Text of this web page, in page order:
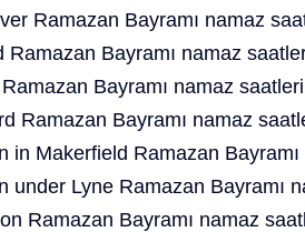
Ramazan Bayramı namaz
Ramazan Bayramı namaz
Bayramı namaz saatleri
Ramazan Bayramı namaz
in Makerfield Ramazan
under Lyne Ramazan Bayramı
Ramazan Bayramı namaz